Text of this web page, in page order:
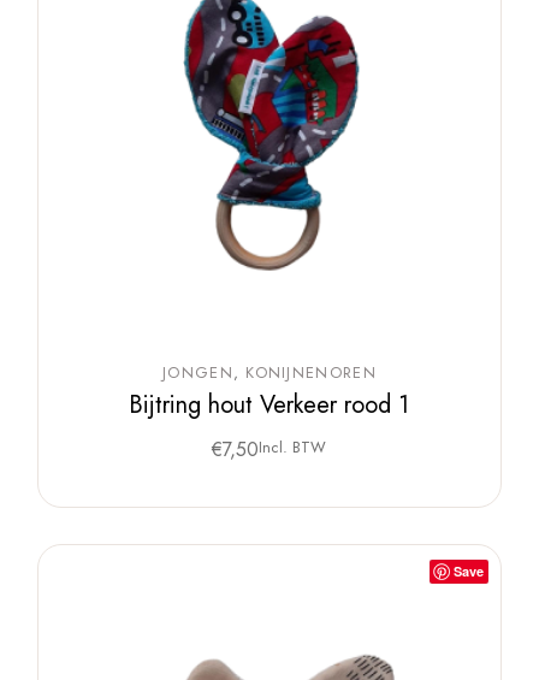
JONGEN KONIJNENOREN
Bijtring hout Verkeer rood 1
€7,50Incl. BTW
Save